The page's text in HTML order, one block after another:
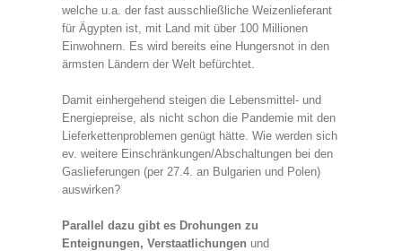
welche u.a. der fast ausschließliche Weizenlieferant
für Ägypten ist, mit Land mit über 100 Millionen
Einwohnern. Es wird bereits eine Hungersnot in den
ärmsten Ländern der Welt befürchtet.
Damit einhergehend steigen die Lebensmittel- und
Energiepreise, als nicht schon die Pandemie mit den
Lieferkettenproblemen genügt hätte. Wie werden sich
ev. weitere Einschränkungen/Abschaltungen bei den
Gaslieferungen (per 27.4. an Bulgarien und Polen)
auswirken?
Parallel dazu gibt es Drohungen zu
Enteignungen, Verstaatlichungen und